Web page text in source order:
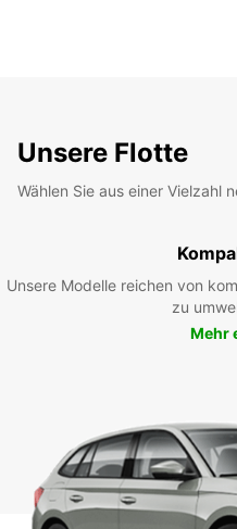
Unsere Flotte
Wählen Sie aus einer Vielzahl
Unsere Modelle reichen von
zu
Mehr